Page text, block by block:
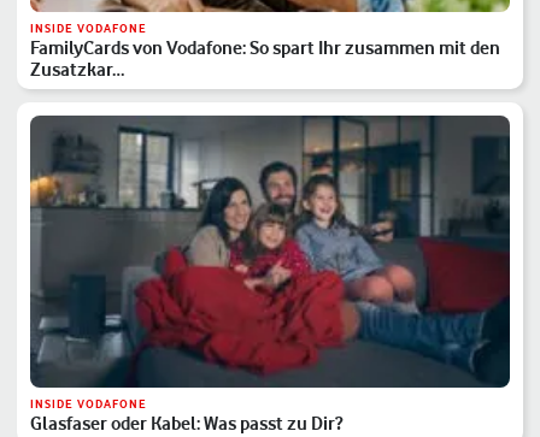
INSIDE VODAFONE
FamilyCards von Vodafone: So spart Ihr zusammen mit den
Zusatzkar…
INSIDE VODAFONE
Glasfaser oder Kabel: Was passt zu Dir?